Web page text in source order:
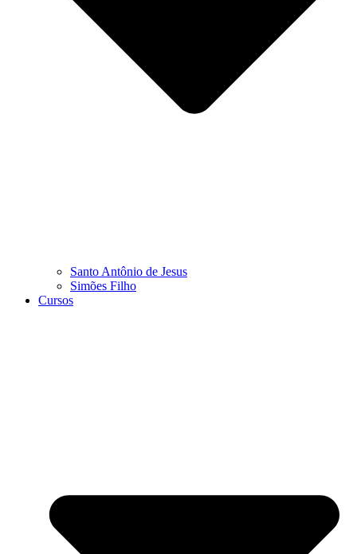
Santo Antônio de Jesus
Simões Filho
Cursos